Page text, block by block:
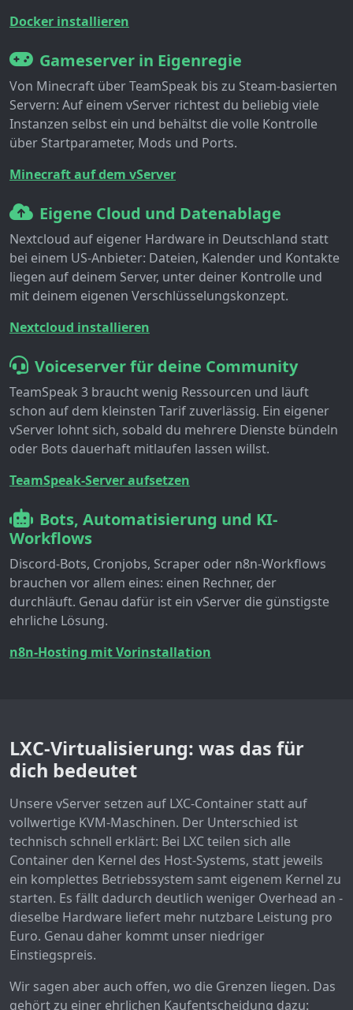
Docker installieren
Gameserver in Eigenregie
Von Minecraft über TeamSpeak bis zu Steam-basierten
Servern: Auf einem vServer richtest du beliebig viele
Instanzen selbst ein und behältst die volle Kontrolle
über Startparameter, Mods und Ports.
Minecraft auf dem vServer
Eigene Cloud und Datenablage
Nextcloud auf eigener Hardware in Deutschland statt
bei einem US-Anbieter: Dateien, Kalender und Kontakte
liegen auf deinem Server, unter deiner Kontrolle und
mit deinem eigenen Verschlüsselungskonzept.
Nextcloud installieren
Voiceserver für deine Community
TeamSpeak 3 braucht wenig Ressourcen und läuft
schon auf dem kleinsten Tarif zuverlässig. Ein eigener
vServer lohnt sich, sobald du mehrere Dienste bündeln
oder Bots dauerhaft mitlaufen lassen willst.
TeamSpeak-Server aufsetzen
Bots, Automatisierung und KI-
Workflows
Discord-Bots, Cronjobs, Scraper oder n8n-Workflows
brauchen vor allem eines: einen Rechner, der
durchläuft. Genau dafür ist ein vServer die günstigste
ehrliche Lösung.
n8n-Hosting mit Vorinstallation
LXC-Virtualisierung: was das für
dich bedeutet
Unsere vServer setzen auf LXC-Container statt auf
vollwertige KVM-Maschinen. Der Unterschied ist
technisch schnell erklärt: Bei LXC teilen sich alle
Container den Kernel des Host-Systems, statt jeweils
ein komplettes Betriebssystem samt eigenem Kernel zu
starten. Es fällt dadurch deutlich weniger Overhead an -
dieselbe Hardware liefert mehr nutzbare Leistung pro
Euro. Genau daher kommt unser niedriger
Einstiegspreis.
Wir sagen aber auch offen, wo die Grenzen liegen. Das
gehört zu einer ehrlichen Kaufentscheidung dazu: